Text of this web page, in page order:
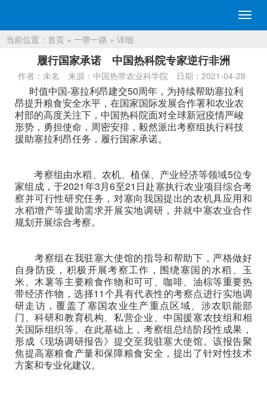
切
换
当前位置： 首页 » 一带一路 » 详细
履行国家承诺 中国热科院专家逆行非洲
作者：未名 来源：中国热带农业科学院 日期：2021-04-28
时值中国-塞拉利昂建交50周年，为持续帮助塞拉利
昂提升粮食安全水平，在国家国际发展合作署和农业农
村部的高度关注下，中国热科院面对全球新冠疫情严峻
形势，勇担使命，周密安排，毅然派出考察组执行科技
援助塞拉利昂任务，履行国家承诺。
考察组由水稻、农机、植保、产业经济等领域5位专
家组成，于2021年3月6至21日赴塞执行农业项目综合考
察并可行性研究任务，对塞向我国提出的农机具应用和
水稻增产等援助需求开展实地调研，并就中塞农业合作
规划开展综合考察。
考察组在我驻塞大使馆的指导和帮助下，严格做好
自身防疫，积极开展考察工作，围绕塞国的水稻、玉
米、木薯等主要粮食作物和可可、咖啡、油棕等重要热
带经济作物，选择11个具有代表性的考察点进行实地调
研走访，覆盖了塞国农业生产重点区域、涉农职能部
门、科研和教育机构、私营企业、中国援塞农技组和相
关国际组织等。在此基础上，考察组总结阶段性成果，
形成《现场调研报告》提交至我驻塞大使馆。该报告聚
焦提高塞粮食产量和保障粮食安全，提出了针对性技术
方案和专业化建议。